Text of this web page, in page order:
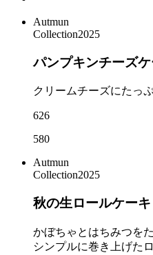
Autmun
Collection2025
パンプキンチーズ
クリームチーズにたっ
626
580
Autmun
Collection2025
秋の生ロールケーキ
かぼちゃとはちみつを
シンプルに巻き上げた